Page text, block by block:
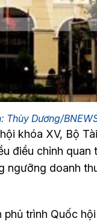
Thùy Dương/
khóa XV, Bộ
điều chỉnh
ngưỡng doanh
trình Quốc